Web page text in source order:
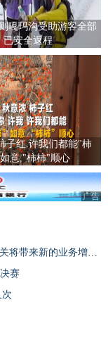
嘎玛沟受助游客全部
已安全返程
子红.许我们都能"柿
意,"柿柿"顺心
广告
赛